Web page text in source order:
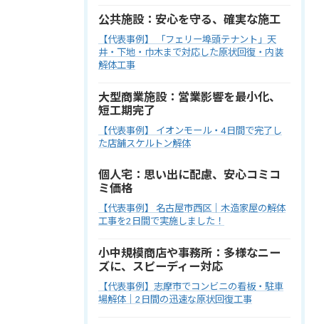
公共施設：安心を守る、確実な施工
【代表事例】 「フェリー埠頭テナント」天
井・下地・巾木まで対応した原状回復・内装
解体工事
大型商業施設：営業影響を最小化、
短工期完了
【代表事例】 イオンモール・4日間で完了し
た店舗スケルトン解体
個人宅：思い出に配慮、安心コミコ
ミ価格
【代表事例】 名古屋市西区｜木造家屋の解体
工事を2日間で実施しました！
小中規模商店や事務所：多様なニー
ズに、スピーディー対応
【代表事例】志摩市でコンビニの看板・駐車
場解体｜2日間の迅速な原状回復工事